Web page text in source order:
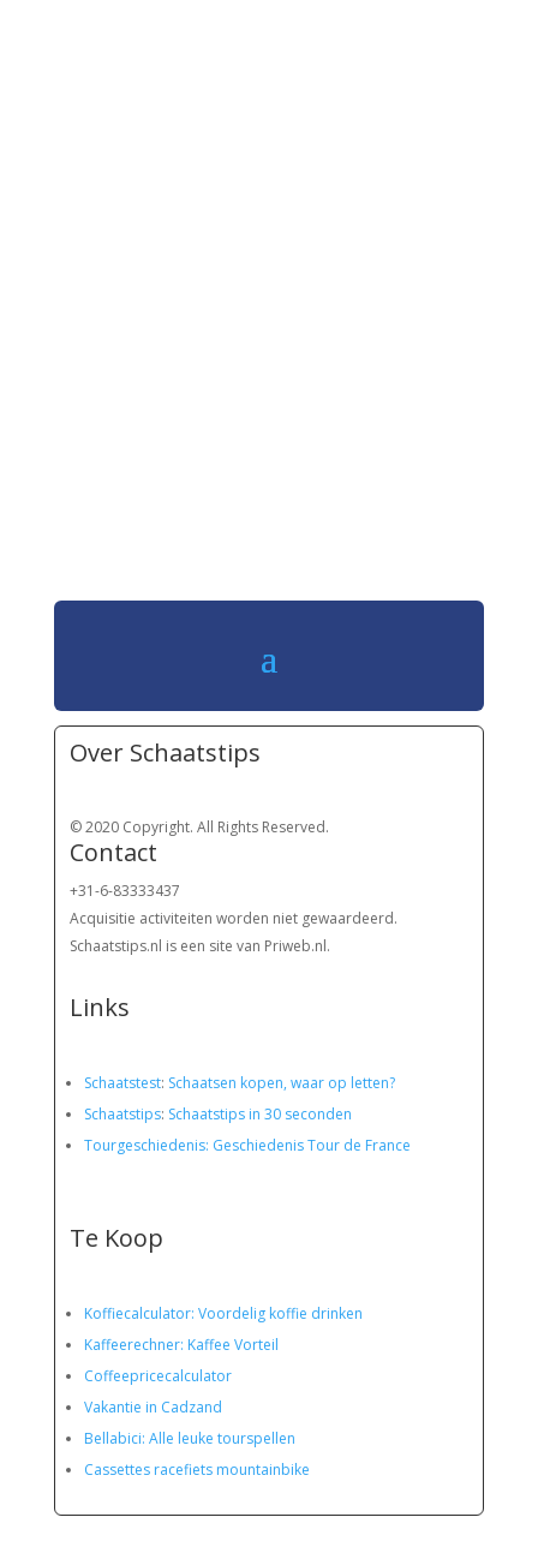
Over Schaatstips
© 2020 Copyright. All Rights Reserved.
Contact
+31-6-83333437
Acquisitie activiteiten worden niet gewaardeerd.
Schaatstips.nl is een site van Priweb.nl.
Links
Schaatstest: Schaatsen kopen, waar op letten?
Schaatstips: Schaatstips in 30 seconden
Tourgeschiedenis: Geschiedenis Tour de France
Te Koop
Koffiecalculator: Voordelig koffie drinken
Kaffeerechner: Kaffee Vorteil
Coffeepricecalculator
Vakantie in Cadzand
Bellabici: Alle leuke tourspellen
Cassettes racefiets mountainbike